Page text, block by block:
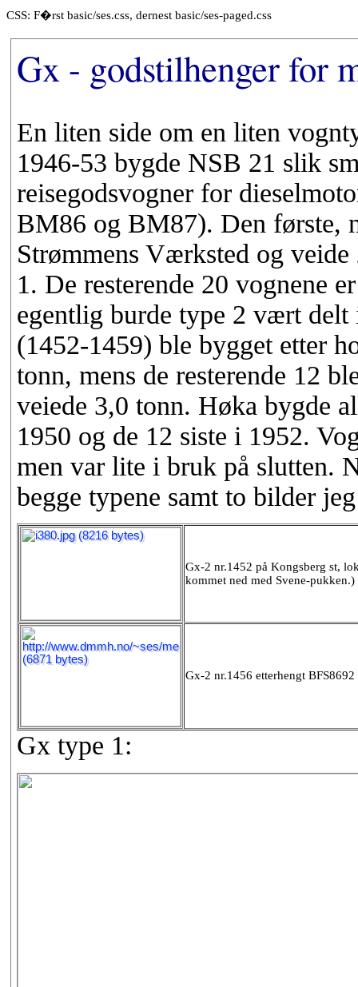
CSS: F�rst basic/ses.css, dernest basic/ses-paged.css
Gx - godstilhenger for
En liten side om en liten
1946-53 bygde NSB 21 slik
reisegodsvogner for
BM86 og BM87). Den første,
Strømmens Værksted og
1. De resterende 20 vognene
egentlig burde type 2 vært delt
(1452-1459) ble bygget etter
tonn, mens de resterende 12
veiede 3,0 tonn. Høka bygde
1950 og de 12 siste i 1952.
men var lite i bruk på slutten.
begge typene samt to bilder
Gx-2 nr.1452 på Kongsberg st,
kommet ned med Svene-pukken.)
Gx-2 nr.1456 etterhengt
Gx type 1: